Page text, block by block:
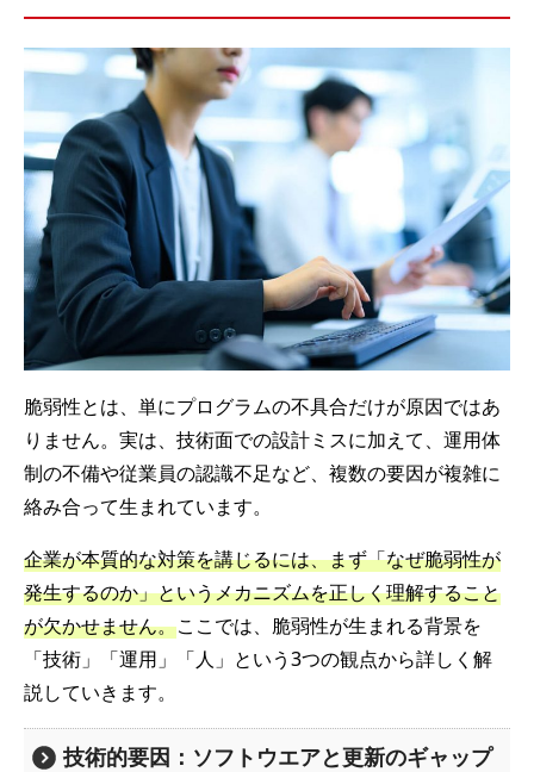
脆弱性とは、単にプログラムの不具合だけが原因ではあ
りません。実は、技術面での設計ミスに加えて、運用体
制の不備や従業員の認識不足など、複数の要因が複雑に
絡み合って生まれています。
企業が本質的な対策を講じるには、まず「なぜ脆弱性が
発生するのか」というメカニズムを正しく理解すること
が欠かせません。ここでは、脆弱性が生まれる背景を
「技術」「運用」「人」という3つの観点から詳しく解
説していきます。
技術的要因：ソフトウエアと更新のギャップ